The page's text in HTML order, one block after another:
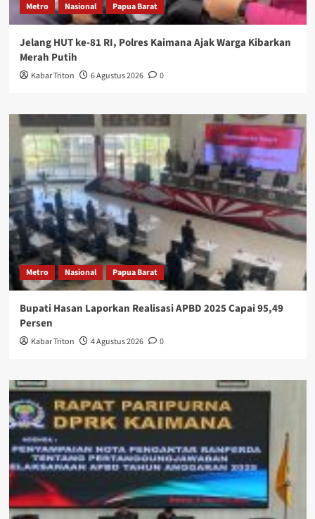
Metro Nasional Papua Barat
Jelang HUT ke-81 RI, Polres Kaimana Ajak Warga Kibarkan
Merah Putih
Kabar Triton 6 Agustus 2026 0
Metro Nasional Papua Barat
Bupati Hasan Laporkan Realisasi APBD 2025 Capai 95,49
Persen
Kabar Triton 4 Agustus 2026 0